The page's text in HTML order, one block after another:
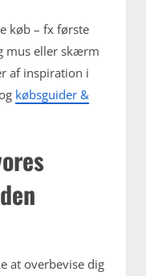
køb – fx første
mus eller skærm
af inspiration i
købsguider &
at overbevise dig